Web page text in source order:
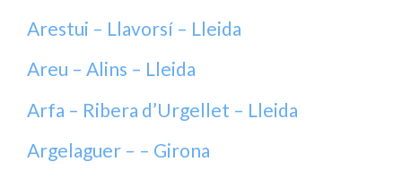
Arestui – Llavorsí – Lleida
Areu – Alins – Lleida
Arfa – Ribera d’Urgellet – Lleida
Argelaguer – – Girona